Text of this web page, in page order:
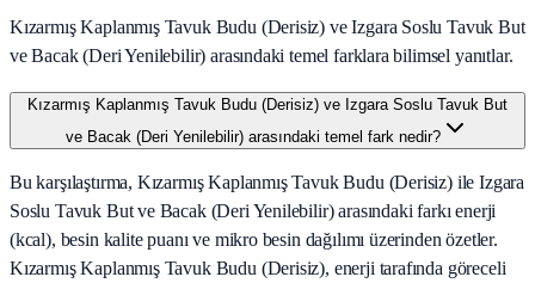
Kızarmış Kaplanmış Tavuk Budu (Derisiz) ve Izgara Soslu Tavuk But
ve Bacak (Deri Yenilebilir) arasındaki temel farklara bilimsel yanıtlar.
Kızarmış Kaplanmış Tavuk Budu (Derisiz) ve Izgara Soslu Tavuk But
ve Bacak (Deri Yenilebilir) arasındaki temel fark nedir?
Bu karşılaştırma, Kızarmış Kaplanmış Tavuk Budu (Derisiz) ile Izgara
Soslu Tavuk But ve Bacak (Deri Yenilebilir) arasındaki farkı enerji
(kcal), besin kalite puanı ve mikro besin dağılımı üzerinden özetler.
Kızarmış Kaplanmış Tavuk Budu (Derisiz), enerji tarafında göreceli